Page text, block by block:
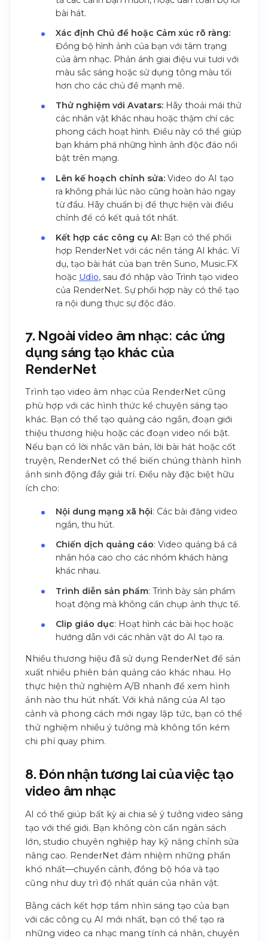
bài hát.
Xác định Chủ đề hoặc Cảm xúc rõ ràng:
Đồng bộ hình ảnh của bạn với tâm trạng
của âm nhạc. Phản ánh giai điệu vui tươi với
màu sắc sáng hoặc sử dụng tông màu tối
hơn cho các chủ đề mạnh mẽ.
Thử nghiệm với Avatars: Hãy thoải mái thử
các nhân vật khác nhau hoặc thậm chí các
phong cách hoạt hình. Điều này có thể giúp
bạn khám phá những hình ảnh độc đáo nổi
bật trên mạng.
Lên kế hoạch chỉnh sửa: Video do AI tạo
ra không phải lúc nào cũng hoàn hảo ngay
từ đầu. Hãy chuẩn bị để thực hiện vài điều
chỉnh để có kết quả tốt nhất.
Kết hợp các công cụ AI: Bạn có thể phối
hợp RenderNet với các nền tảng AI khác. Ví
dụ, tạo bài hát của bạn trên Suno, Music.FX
hoặc Udio, sau đó nhập vào Trình tạo video
của RenderNet. Sự phối hợp này có thể tạo
ra nội dung thực sự độc đáo.
7. Ngoài video âm nhạc: các ứng
dụng sáng tạo khác của
RenderNet
Trình tạo video âm nhạc của RenderNet cũng
phù hợp với các hình thức kể chuyện sáng tạo
khác. Bạn có thể tạo quảng cáo ngắn, đoạn giới
thiệu thương hiệu hoặc các đoạn video nổi bật.
Nếu bạn có lời nhắc văn bản, lời bài hát hoặc cốt
truyện, RenderNet có thể biến chúng thành hình
ảnh sinh động đầy giải trí. Điều này đặc biệt hữu
ích cho:
Nội dung mạng xã hội: Các bài đăng video
ngắn, thu hút.
Chiến dịch quảng cáo: Video quảng bá cá
nhân hóa cao cho các nhóm khách hàng
khác nhau.
Trình diễn sản phẩm: Trình bày sản phẩm
hoạt động mà không cần chụp ảnh thực tế.
Clip giáo dục: Hoạt hình các bài học hoặc
hướng dẫn với các nhân vật do AI tạo ra.
Nhiều thương hiệu đã sử dụng RenderNet để sản
xuất nhiều phiên bản quảng cáo khác nhau. Họ
thực hiện thử nghiệm A/B nhanh để xem hình
ảnh nào thu hút nhất. Với khả năng của AI tạo
cảnh và phong cách mới ngay lập tức, bạn có thể
thử nghiệm nhiều ý tưởng mà không tốn kém
chi phí quay phim.
8. Đón nhận tương lai của việc tạo
video âm nhạc
AI có thể giúp bất kỳ ai chia sẻ ý tưởng video sáng
tạo với thế giới. Bạn không còn cần ngân sách
lớn, studio chuyên nghiệp hay kỹ năng chỉnh sửa
nâng cao. RenderNet đảm nhiệm những phần
khó nhất—chuyển cảnh, đồng bộ hóa và tạo
cũng như duy trì độ nhất quán của nhân vật.
Bằng cách kết hợp tầm nhìn sáng tạo của bạn
với các công cụ AI mới nhất, bạn có thể tạo ra
những video ca nhạc mang tính cá nhân, chuyên